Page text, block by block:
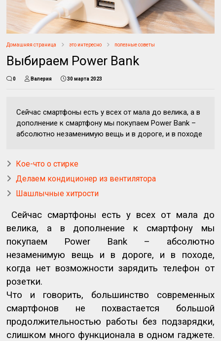
Домашняя страница это интересно полезные советы
Выбираем Power Bank
0 Валерия 30 марта 2023
Сейчас смартфоны есть у всех от мала до велика, а в
дополнение к смартфону мы покупаем Power Bank –
абсолютно незаменимую вещь и в дороге, и в походе
Кое-что о стирке
Делаем кондиционер из вентилятора
Шашлычные хитрости
Сейчас смартфоны есть у всех от мала до
велика, а в дополнение к смартфону мы
покупаем Power Bank – абсолютно
незаменимую вещь и в дороге, и в походе,
когда нет возможности зарядить телефон от
розетки.
Что и говорить, большинство современных
смартфонов не похвастается большой
продолжительностью работы без подзарядки,
слишком много функционала в одном гаджете.